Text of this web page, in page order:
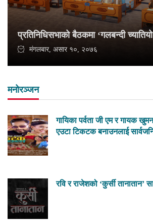
प्रतिनिधिसभाको बैठकमा ‘गलबन्दी
मंगलबार, असार १०, २०७६
मनोरञ्जन
गायिका पर्वता जी एम र गायक
एउटा टिकटक बनाउनलाई
रवि र राजेशको ‘कुर्सी तानातान’